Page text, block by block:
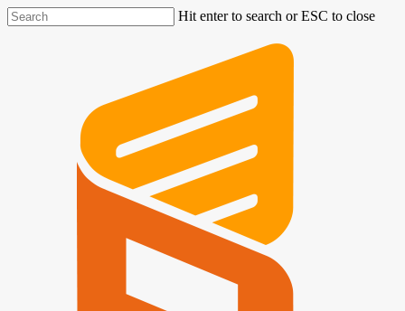
Hit enter to search or ESC to close